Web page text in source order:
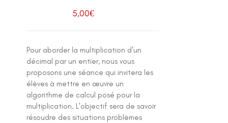
5,00€
Pour aborder la multiplication d'un
décimal par un entier, nous vous
proposons une séance qui invitera les
élèves à mettre en œuvre un
algorithme de calcul posé pour la
multiplication. L'objectif sera de savoir
résoudre des situations problèmes